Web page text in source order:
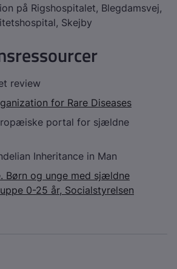
på Rigshospitalet, Blegdamsvej,
Skejby
review
for Rare Diseases
portal for sjældne
Inheritance in Man
Børn og unge med sjældne
0-25 år, Socialstyrelsen